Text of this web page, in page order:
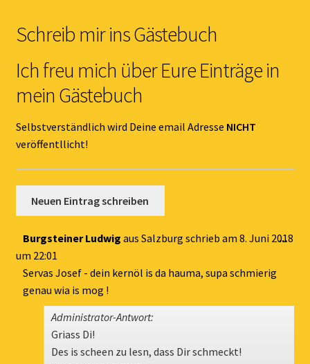
Kernöl Pepi
Übers Kernöl
Kontakt
Gästebuch
Schreib mir ins Gästebuch
Ich freu mich über Eure Einträge in
mein Gästebuch
Selbstverständlich wird Deine email Adresse NICHT
veröffentllicht!
Burgsteiner Ludwig aus Salzburg schrieb am 8. Juni 2018
um 22:01
Servas Josef - dein kernöl is da hauma, supa schmierig
genau wia is mog !
Administrator-Antwort:
Griass Di!
Des is scheen zu lesn, dass Dir schmeckt!
...